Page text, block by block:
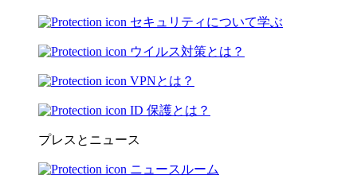
セキュリティについて学ぶ
ウイルス対策とは？
VPNとは？
ID 保護とは？
プレスとニュース
ニュースルーム